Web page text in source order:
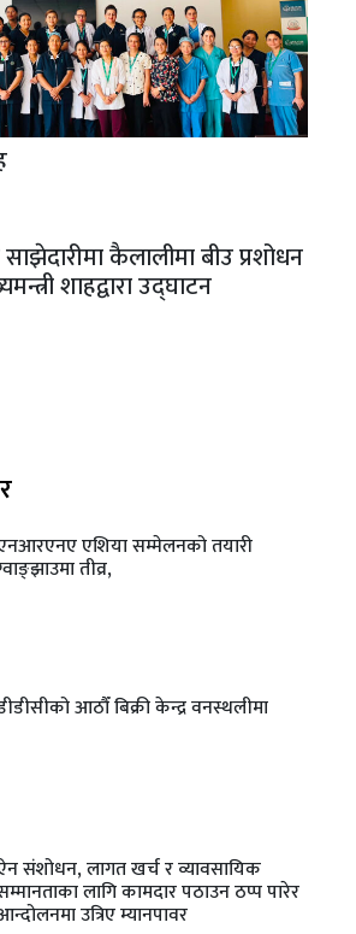
कैलालीमा बीउ प्रशोधन
शाहद्वारा उद्घाटन
एशिया सम्मेलनको तयारी
तीव्र,
आठौँ बिक्री केन्द्र वनस्थलीमा
संशोधन, लागत खर्च र व्यावसायिक
लागि कामदार पठाउन ठप्प पारेर
उत्रिए म्यानपावर